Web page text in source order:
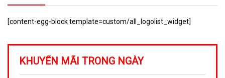
[content-egg-block template=custom/all_logolist_widget]
KHUYẾN MÃI TRONG NGÀY